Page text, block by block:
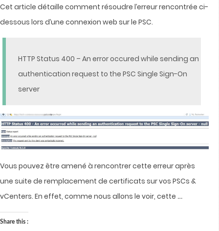
Cet article détaille comment résoudre l’erreur rencontrée ci-
dessous lors d’une connexion web sur le PSC.
HTTP Status 400 – An error occured while sending an
authentication request to the PSC Single Sign-On
server
Vous pouvez être amené à rencontrer cette erreur après
une suite de remplacement de certificats sur vos PSCs &
vCenters. En effet, comme nous allons le voir, cette …
Share this :